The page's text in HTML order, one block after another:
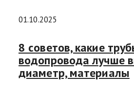
01.10.2025
8 советов, какие
водопровода лучше
диаметр, материалы